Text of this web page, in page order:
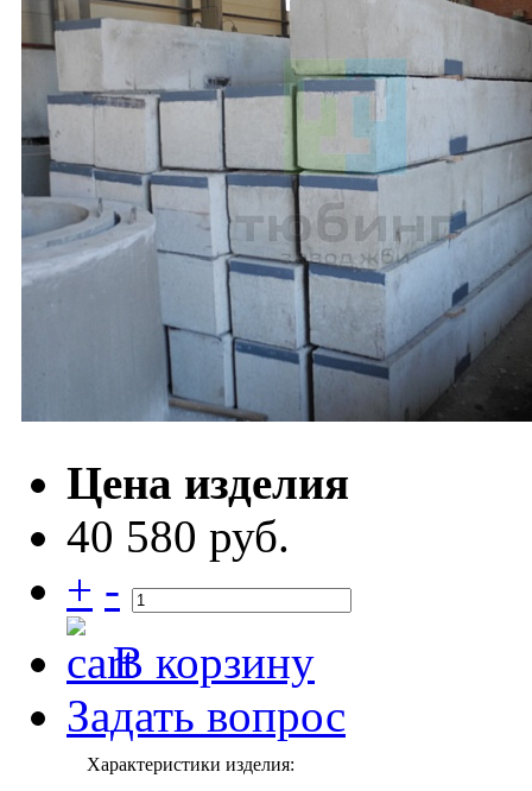
Цена изделия
40 580 руб.
+ -
В корзину
Задать вопрос
Характеристики изделия: